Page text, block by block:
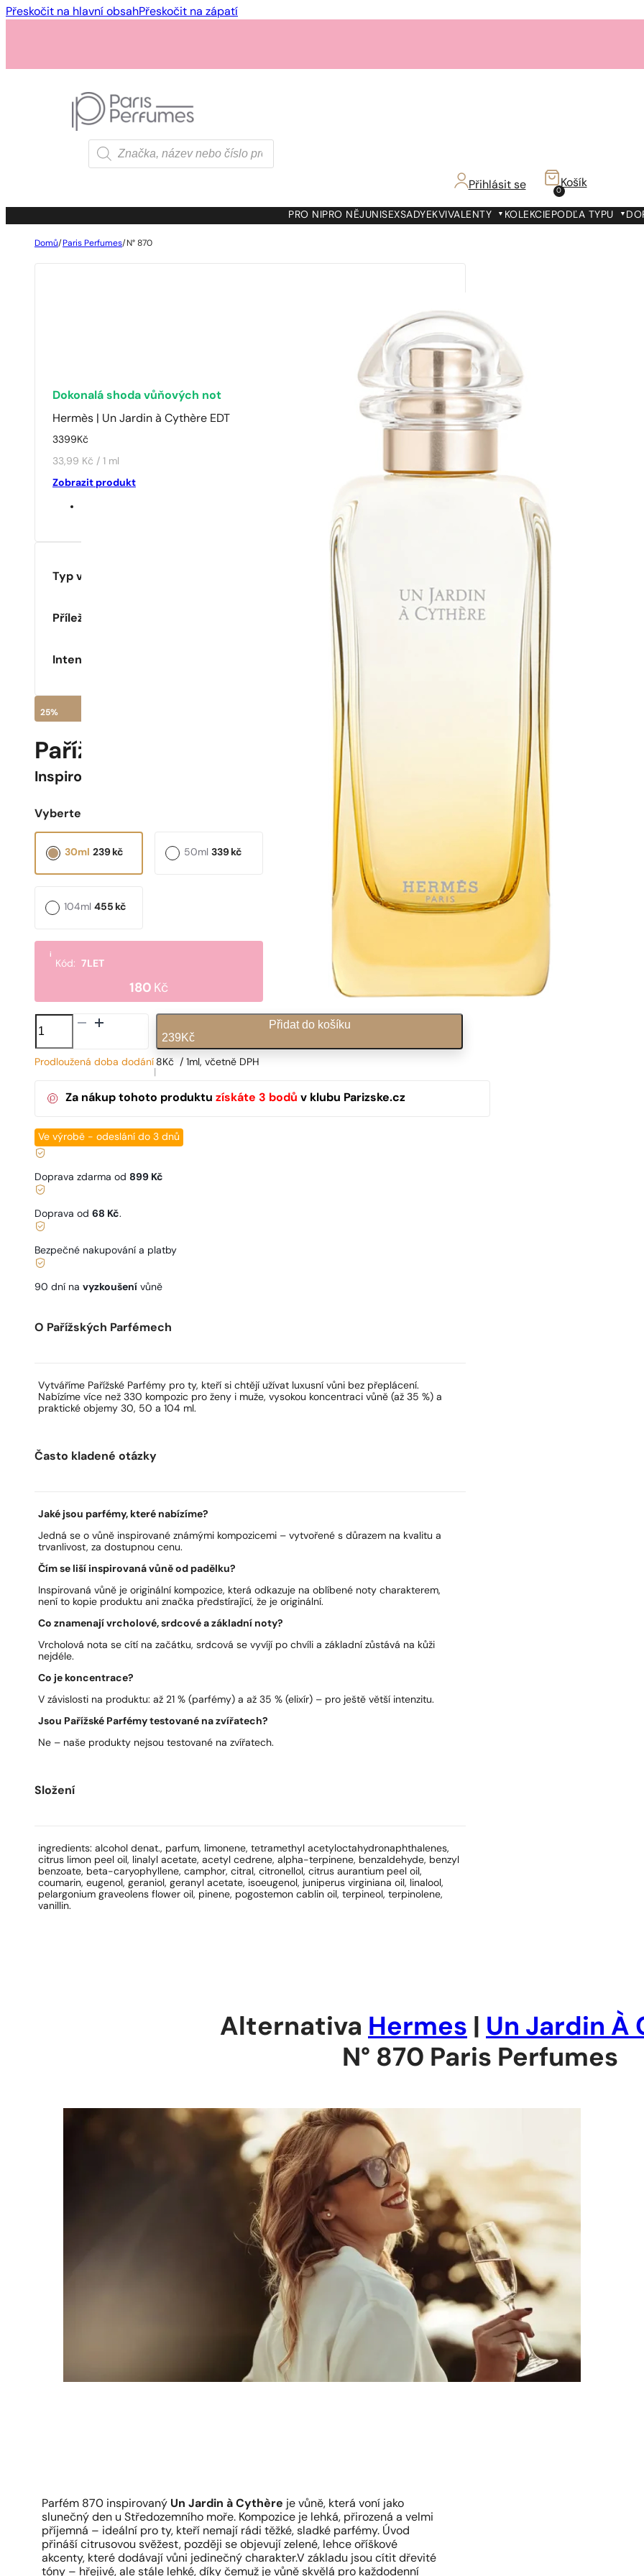
Přeskočit na hlavní obsahPřeskočit na zápatí
Products
search
Přihlásit se 0
Košík
PRO NIPRO NĚJ UNISEXSADYEKVIVALENTY KOLEKCIE PODĽA TYPU
Domů/ Paris Perfumes/ N° 870
Dokonalá shoda vůňových not
Hermès | Un Jardin à Cythère EDT
3399Kč
33,99 Kč / 1 ml
Zobrazit produkt
Typ vůně
Příležitost
Intenzita
25%
Pařížské Parfémy N° 870 -25
Inspirováno
Vyberte objem:
239 kč
30ml 339 kč
50ml
455 kč
104ml
i
Kód: 7LET
180 Kč
N°
870
Přidat do košíku
239Kč
Prodloužená doba dodání 8Kč / 1ml, včetně DPH
Za nákup tohoto produktu získáte 3 bodů v klubu Parizske.cz
Ve výrobě - odeslání do 3 dnů
Doprava zdarma od 899 Kč
Doprava od 68 Kč.
Bezpečné nakupování a platby
90 dní na vyzkoušení vůně
O Pařížských Parfémech
Vytváříme Pařížské Parfémy pro ty, kteří si chtějí užívat luxusní vůni bez přeplácení.
Nabízíme více než 330 kompozic pro ženy i muže, vysokou koncentraci vůně (až 35 %) a
praktické objemy 30, 50 a 104 ml.
Často kladené otázky
Jaké jsou parfémy, které nabízíme?
Jedná se o vůně inspirované známými kompozicemi – vytvořené s důrazem na kvalitu a
trvanlivost, za dostupnou cenu.
Čím se liší inspirovaná vůně od padělku?
Inspirovaná vůně je originální kompozice, která odkazuje na oblíbené noty charakterem,
není to kopie produktu ani značka předstírající, že je originální.
Co znamenají vrcholové, srdcové a základní noty?
Vrcholová nota se cítí na začátku, srdcová se vyvíjí po chvíli a základní zůstává na kůži
nejdéle.
Co je koncentrace?
V závislosti na produktu: až 21 % (parfémy) a až 35 % (elixír) – pro ještě větší intenzitu.
Jsou Pařížské Parfémy testované na zvířatech?
Ne – naše produkty nejsou testované na zvířatech.
Složení
ingredients: alcohol denat., parfum, limonene, tetramethyl acetyloctahydronaphthalenes,
citrus limon peel oil, linalyl acetate, acetyl cedrene, alpha-terpinene, benzaldehyde, benzyl
benzoate, beta-caryophyllene, camphor, citral, citronellol, citrus aurantium peel oil,
coumarin, eugenol, geraniol, geranyl acetate, isoeugenol, juniperus virginiana oil, linalool,
pelargonium graveolens flower oil, pinene, pogostemon cablin oil, terpineol, terpinolene,
vanillin.
Alternativa Hermes
Un Jardin À
N° 870 Paris Perfumes
Parfém 870 inspirovaný Un Jardin à Cythère je vůně, která voní jako
slunečný den u Středozemního moře. Kompozice je lehká, přirozená a velmi
příjemná – ideální pro ty, kteří nemají rádi těžké, sladké parfémy. Úvod
přináší citrusovou svěžest, později se objevují zelené, lehce oříškové
akcenty, které dodávají vůni jedinečný charakter.V základu jsou cítit dřevité
tóny – hřejivé, ale stále lehké, díky čemuž je vůně skvělá pro každodenní